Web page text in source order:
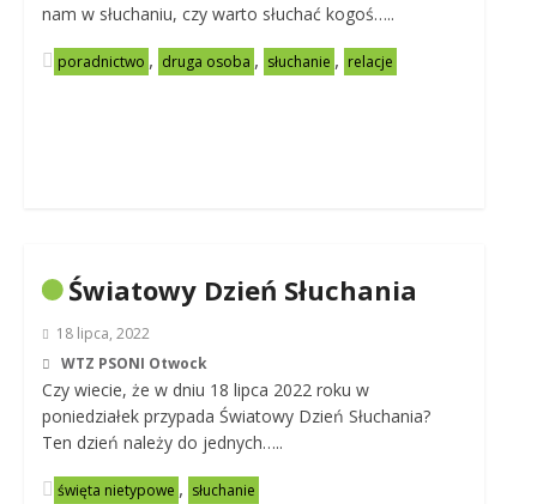
nam w słuchaniu, czy warto słuchać kogoś…..
poradnictwo , druga osoba , słuchanie , relacje
Światowy Dzień Słuchania
18 lipca, 2022
WTZ PSONI Otwock
Czy wiecie, że w dniu 18 lipca 2022 roku w
poniedziałek przypada Światowy Dzień Słuchania?
Ten dzień należy do jednych…..
święta nietypowe , słuchanie